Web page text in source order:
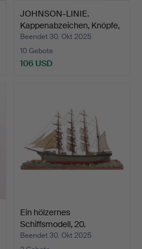
JOHNSON-LINIE.
Kappenabzeichen, Knöpfe,
Ve…
Beendet 30. Okt 2025
10 Gebote
106 USD
Ein hölzernes
Schiffsmodell, 20.
Jahrhunde…
Beendet 30. Okt 2025